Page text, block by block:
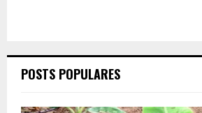
POSTS POPULARES